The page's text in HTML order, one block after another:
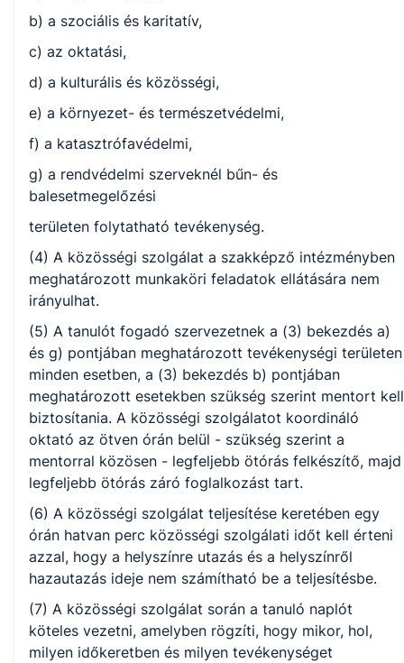
b) a szociális és karitatív,
c) az oktatási,
d) a kulturális és közösségi,
e) a környezet- és természetvédelmi,
f) a katasztrófavédelmi,
g) a rendvédelmi szerveknél bűn- és
balesetmegelőzési
területen folytatható tevékenység.
(4) A közösségi szolgálat a szakképző intézményben
meghatározott munkaköri feladatok ellátására nem
irányulhat.
(5) A tanulót fogadó szervezetnek a (3) bekezdés a)
és g) pontjában meghatározott tevékenységi területen
minden esetben, a (3) bekezdés b) pontjában
meghatározott esetekben szükség szerint mentort kell
biztosítania. A közösségi szolgálatot koordináló
oktató az ötven órán belül - szükség szerint a
mentorral közösen - legfeljebb ötórás felkészítő, majd
legfeljebb ötórás záró foglalkozást tart.
(6) A közösségi szolgálat teljesítése keretében egy
órán hatvan perc közösségi szolgálati időt kell érteni
azzal, hogy a helyszínre utazás és a helyszínről
hazautazás ideje nem számítható be a teljesítésbe.
(7) A közösségi szolgálat során a tanuló naplót
köteles vezetni, amelyben rögzíti, hogy mikor, hol,
milyen időkeretben és milyen tevékenységet